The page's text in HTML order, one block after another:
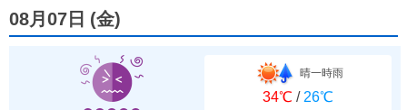
08月07日 (金)
晴一時雨
34℃ / 26℃